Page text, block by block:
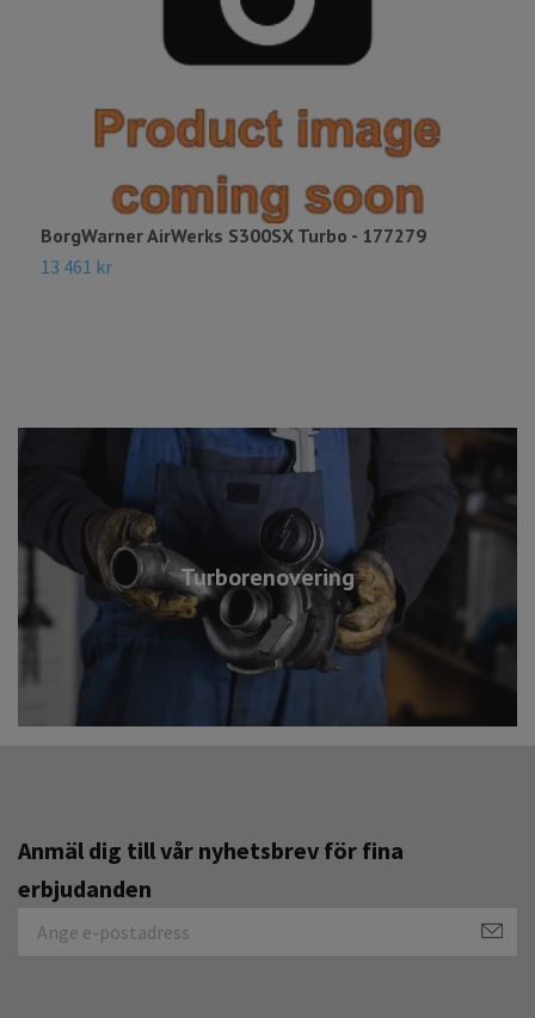
Turborenovering
BorgWarner AirWerks S300SX Turbo - 177279
13 461 kr
Anmäl dig till vår nyhetsbrev för fina
erbjudanden